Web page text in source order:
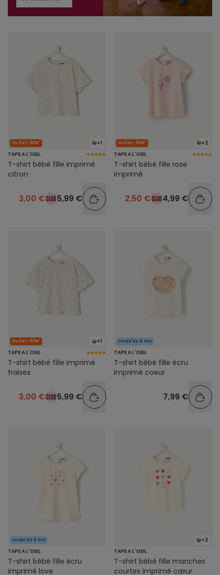
+1
Outlet -50%*
TAPE A L'OEIL
T-shirt bébé fille imprimé
citron
3,00 € 5,99 €
+2
Outlet -50%*
TAPE A L'OEIL
T-shirt bébé fille rose
imprimé
2,50 € 4,99 €
+1
Outlet -50%*
TAPE A L'OEIL
T-shirt bébé fille imprimé
fraises
3,00 € 5,99 €
Jusqu'au 4 ans
TAPE A L'OEIL
T-shirt bébé fille écru
imprimé coeur
7,99 €
Jusqu'au 4 ans
TAPE A L'OEIL
T-shirt bébé fille écru
imprimé love
+2
TAPE A L'OEIL
T-shirt bébé fille manches
courtes imprimé cœur